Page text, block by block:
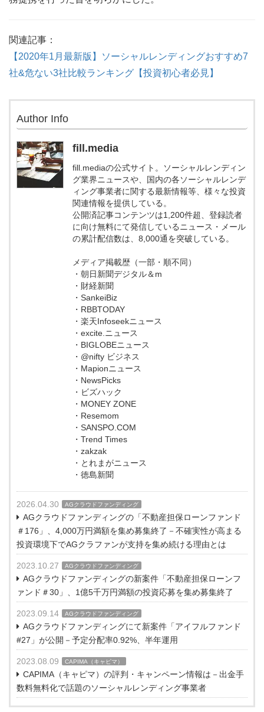
関連記事：
【2020年1月最新版】ソーシャルレンディングおすすめ7
社&危ない3社比較ランキング【投資初心者必見】
Author Info
fill.media
fill.mediaの公式サイト。ソーシャルレンディン
グ業界ニュースや、国内の各ソーシャルレンデ
ィング事業者に関する最新情報等、様々な投資
関連情報を提供している。
公開済記事コンテンツは1,200件超、登録読者
に向け無料にて発信しているニュース・メール
の累計配信数は、8,000通を突破している。
メディア掲載歴（一部・順不同）
・朝日新聞デジタル＆m
・財経新聞
・SankeiBiz
・RBBTODAY
・楽天Infoseekニュース
・excite.ニュース
・BIGLOBEニュース
・@nifty ビジネス
・Mapionニュース
・NewsPicks
・ビズハック
・MONEY ZONE
・Resemom
・SANSPO.COM
・Trend Times
・zakzak
・とれまがニュース
・徳島新聞
2026.04.30 AGクラウドファンディング
AGクラウドファンディングの「不動産担保ローンファンド
＃176」、4,000万円満額を集め募集終了－不確実性が高まる
投資環境下でAGクラファンが支持を集め続ける理由とは
2023.10.27 AGクラウドファンディング
AGクラウドファンディングの新案件「不動産担保ローンフ
ァンド＃30」、1億5千万円満額の投資応募を集め募集終了
2023.09.14 AGクラウドファンディング
AGクラウドファンディングにて新案件「アイフルファンド
#27」が公開－予定分配率0.92%、半年運用
2023.08.09 CAPIMA（キャピマ）
CAPIMA（キャピマ）の評判・キャンペーン情報は－出金手
数料無料化で話題のソーシャルレンディング事業者